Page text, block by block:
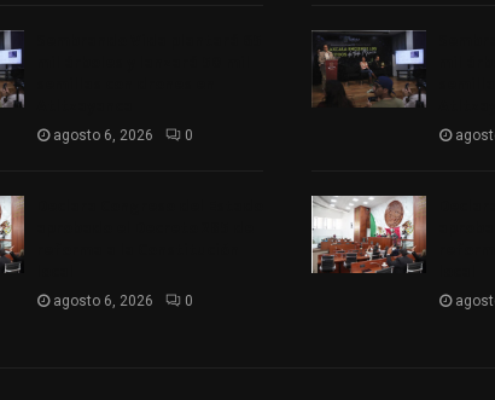
agosto 6, 2026 0
agosto 6, 2026 0